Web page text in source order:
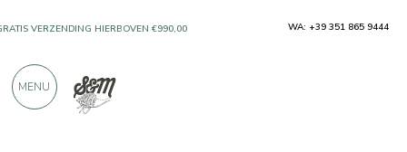
VERZENDING HIERBOVEN €990,00
PRODUCTEN VAN UITSTEKENDE
WA: +39 351 865 9444
MENU